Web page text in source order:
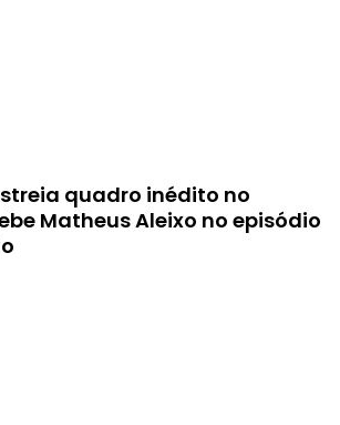
quadro inédito no
Matheus Aleixo no episódio